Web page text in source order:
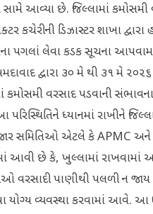
આવ્યા છે. જિલ્લામાં કમોસમી
કચેરીની ડિઝાસ્ટર શાખા દ્વારા
પગલાં લેવા કડક સૂચના
દ્વારા ૩૦ મે થી ૩૧ મે
કમોસમી વરસાદ પડવાની
ધ્યાનમાં રાખીને
સમિતિઓ એટલે કે APMC અને
આવી છે કે, ખુલ્લામાં
વરસાદી પાણીથી પલળી ન જાય
યોગ્ય વ્યવસ્થા કરવામાં આવે. આ